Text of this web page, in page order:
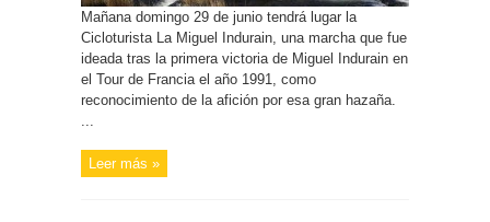
Mañana domingo 29 de junio tendrá lugar la
Cicloturista La Miguel Indurain, una marcha que fue
ideada tras la primera victoria de Miguel Indurain en
el Tour de Francia el año 1991, como
reconocimiento de la afición por esa gran hazaña.
...
Leer más »